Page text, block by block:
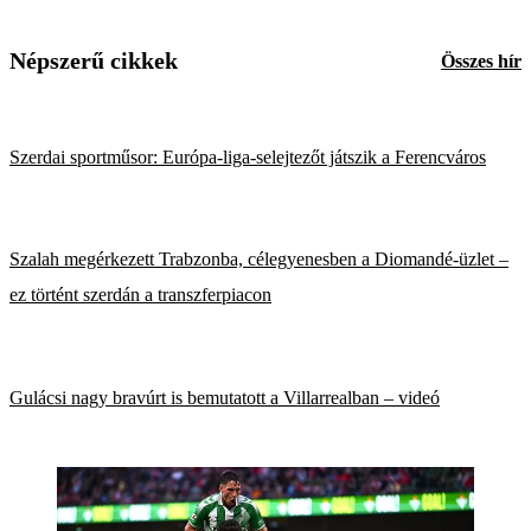
Népszerű cikkek Összes hír
Szerdai sportműsor: Európa-liga-selejtezőt játszik a Ferencváros
Szalah megérkezett Trabzonba, célegyenesben a Diomandé-üzlet –
ez történt szerdán a transzferpiacon
Gulácsi nagy bravúrt is bemutatott a Villarrealban – videó